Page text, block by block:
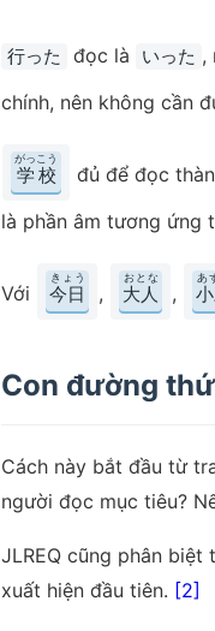
行った đọc là いった ,
chính, nên không cần
学校
がっこう
đủ để đọc
là phần âm tương ứng
Với 今日
きょう
, 大人
おとな
,
あ
Con đường
Cách này bắt đầu từ
người đọc mục tiêu?
JLREQ cũng phân
xuất hiện đầu tiên. [2]